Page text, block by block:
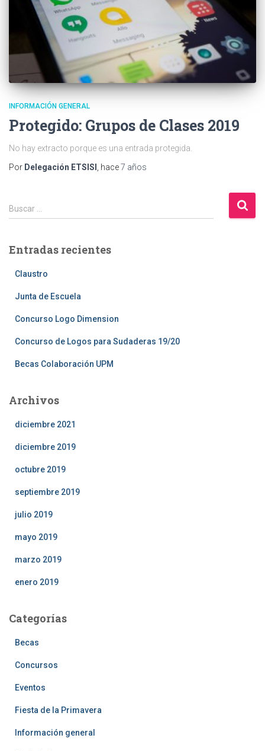
INFORMACIÓN GENERAL
Protegido: Grupos de Clases 2019
No hay extracto porque es una entrada protegida.
Por Delegación ETSISI , hace7 años
B
u
a
Buscar …
Entradas recientes
Claustro
Junta de Escuela
Concurso Logo Dimension
Concurso de Logos para Sudaderas 19/20
Becas Colaboración UPM
Archivos
diciembre 2021
diciembre 2019
octubre 2019
septiembre 2019
julio 2019
mayo 2019
marzo 2019
enero 2019
Categorías
Becas
Concursos
Eventos
Fiesta de la Primavera
Información general